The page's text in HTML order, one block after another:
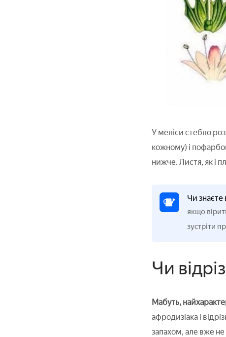
У меліси стебло
кожному) і
нижче. Листя, як і
Чи знаєте
якщо
зустріти
Чи
Мабуть,
афродизіака і
запахом, але вже